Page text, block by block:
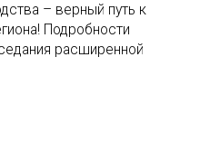
– верный путь к
Подробности
расширенной